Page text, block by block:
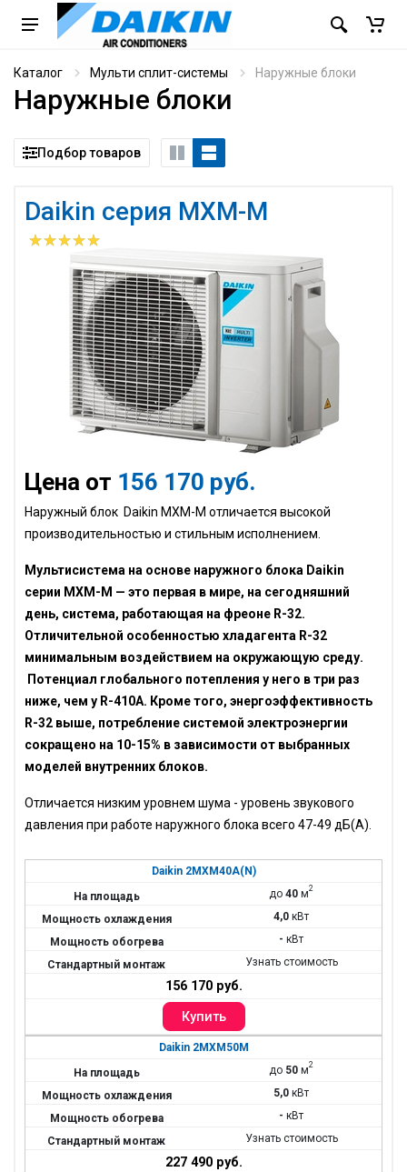
Каталог Мульти сплит-системы Наружные блоки
Наружные блоки
Подбор товаров
Daikin серия MXM-M
Цена от 156 170 руб.
Наружный блок Daikin MXM-M отличается высокой
производительностью и стильным исполнением.
Мультисистема на основе наружного блока Daikin
серии MXM-M — это первая в мире, на сегодняшний
день, система, работающая на фреоне R-32.
Отличительной особенностью хладагента R-32
минимальным воздействием на окружающую среду.
Потенциал глобального потепления у него в три раз
ниже, чем у R-410A. Кроме того, энергоэффективность
R-32 выше, потребление системой электроэнергии
сокращено на 10-15% в зависимости от выбранных
моделей внутренних блоков.
Отличается низким уровнем шума - уровень звукового
давления при работе наружного блока всего 47-49 дБ(А).
Daikin 2MXM40A(N)
до 40 м2
4,0 кВт
- кВт
Узнать стоимость
156 170 руб.
Daikin 2MXM50M
до 50 м2
5,0 кВт
- кВт
Узнать стоимость
227 490 руб.